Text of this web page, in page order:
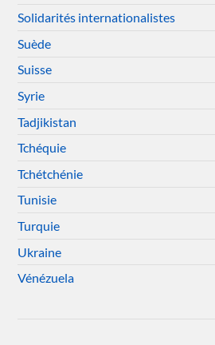
Solidarités internationalistes
Suède
Suisse
Syrie
Tadjikistan
Tchéquie
Tchétchénie
Tunisie
Turquie
Ukraine
Vénézuela